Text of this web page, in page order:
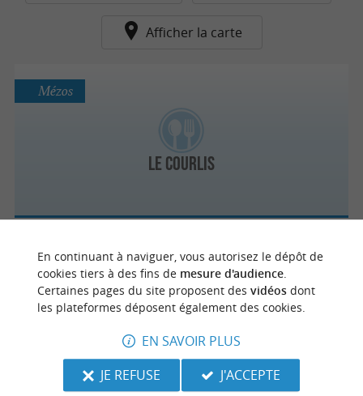
Afficher la carte
Le Courlis
Mézos
Mézos
En continuant à naviguer, vous autorisez le dépôt de
cookies tiers à des fins de mesure d'audience.
Certaines pages du site proposent des vidéosdont
les plateformes déposent également des cookies.
EN SAVOIR PLUS
JE REFUSE
J'ACCEPTE